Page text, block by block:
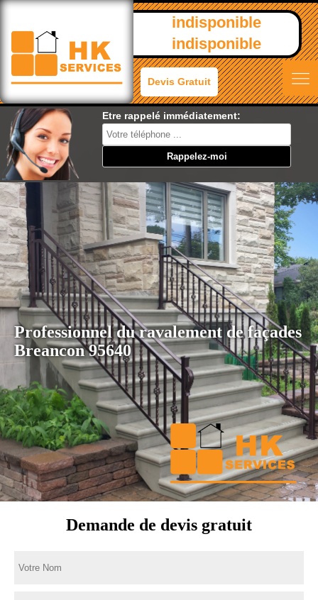
indisponible
indisponible
Devis Gratuit
Etre rappelé immédiatement:
Professionnel du ravalement de façades
Breancon 95640
Demande de devis gratuit